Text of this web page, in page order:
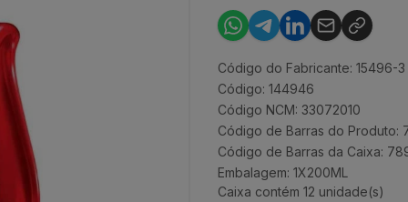
Código do Fabricante: 15496-3
Código: 144946
Código NCM: 33072010
Código de Barras do Produto:
Código de Barras da Caixa:
Embalagem: 1X200ML
Caixa contém 12 unidade(s)